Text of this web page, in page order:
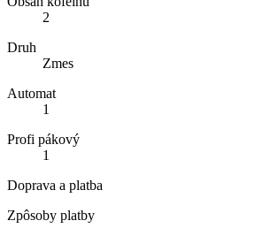
2
Druh
Zmes
Automat
1
Profi pákový
1
Doprava a platba
Zpôsoby platby